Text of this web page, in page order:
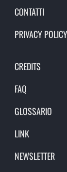
CONTATTI
PRIVACY POLICY
CREDITS
FAQ
GLOSSARIO
LINK
NEWSLETTER